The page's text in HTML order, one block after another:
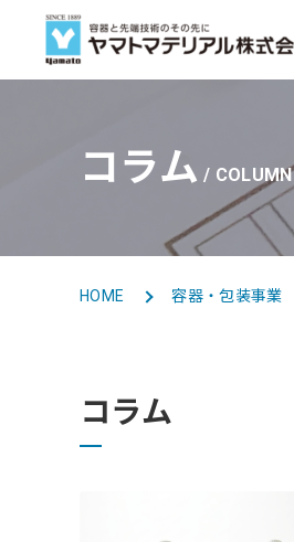
LINE UP TOP
BUSINESS
COMPANY TOP
RECRUIT TOP
コラム COLUMN
HOME 容器・包装事業
コラム